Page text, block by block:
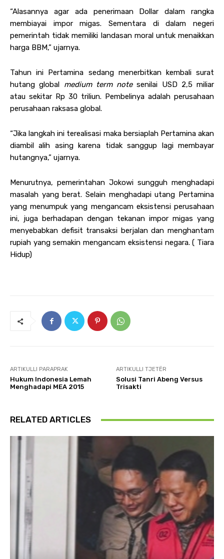
“Alasannya agar ada penerimaan Dollar dalam rangka
membiayai impor migas. Sementara di dalam negeri
pemerintah tidak memiliki landasan moral untuk menaikkan
harga BBM,” ujarnya.
Tahun ini Pertamina sedang menerbitkan kembali surat
hutang global medium term notesenilai USD 2,5 miliar
atau sekitar Rp 30 triliun. Pembelinya adalah perusahaan
perusahaan raksasa global.
“Jika langkah ini terealisasi maka bersiaplah Pertamina akan
diambil alih asing karena tidak sanggup lagi membayar
hutangnya,” ujarnya.
Menurutnya, pemerintahan Jokowi sungguh menghadapi
masalah yang berat. Selain menghadapi utang Pertamina
yang menumpuk yang mengancam eksistensi perusahaan
ini, juga berhadapan dengan tekanan impor migas yang
menyebabkan defisit transaksi berjalan dan menghantam
rupiah yang semakin mengancam eksistensi negara. ( Tiara
Hidup)
ARTIKULLI PARAPRAK
Hukum Indonesia Lemah
Menghadapi MEA 2015
ARTIKULLI TJETËR
Solusi Tanri Abeng Versus
Trisakti
RELATED ARTICLES